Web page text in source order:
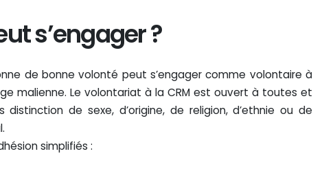
s’engager ?
de bonne volonté peut s’engager comme volontaire à
malienne. Le volontariat à la CRM est ouvert à toutes et
distinction de sexe, d’origine, de religion, d’ethnie ou de
simplifiés :